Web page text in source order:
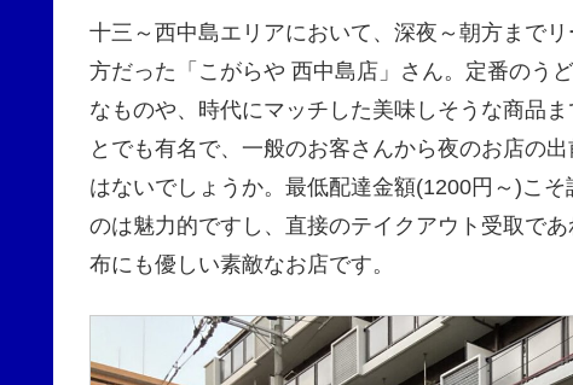
十三～西中島エリアにおいて、深夜～朝方まで
方だった「こがらや 西中島店」さん。定番のう
なものや、時代にマッチした美味しそうな商品
とでも有名で、一般のお客さんから夜のお店の
はないでしょうか。最低配達金額(1200円～)こ
のは魅力的ですし、直接のテイクアウト受取で
布にも優しい素敵なお店です。